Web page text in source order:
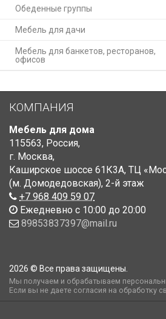
Обеденные группы
Мебель для дачи
Мебель для банкетов, ресторанов,
офисов
КОМПАНИЯ
Мебель для дома
115563, Россия,
г. Москва,
Каширское шоссе 61К3А, ТЦ
(м. Домодедовская), 2-й этаж
+7 968 409 59 07
Ежедневно с 10:00 до 20:00
89853837397@mail.ru
2026 © Все права защищены.
Мы получаем и обрабатываем
Если вы не даете согласия на обработку